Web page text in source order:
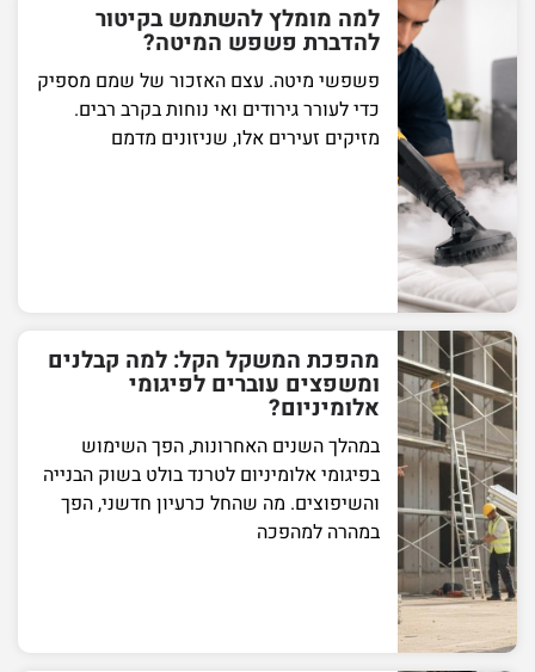
למה מומלץ להשתמש בקיטור
להדברת פשפש המיטה?
פשפשי מיטה. עצם האזכור של שמם מספיק
כדי לעורר גירודים ואי נוחות בקרב רבים.
מזיקים זעירים אלו, שניזונים מדמם
מהפכת המשקל הקל: למה קבלנים
ומשפצים עוברים לפיגומי
אלומיניום?
במהלך השנים האחרונות, הפך השימוש
בפיגומי אלומיניום לטרנד בולט בשוק הבנייה
והשיפוצים. מה שהחל כרעיון חדשני, הפך
במהרה למהפכה